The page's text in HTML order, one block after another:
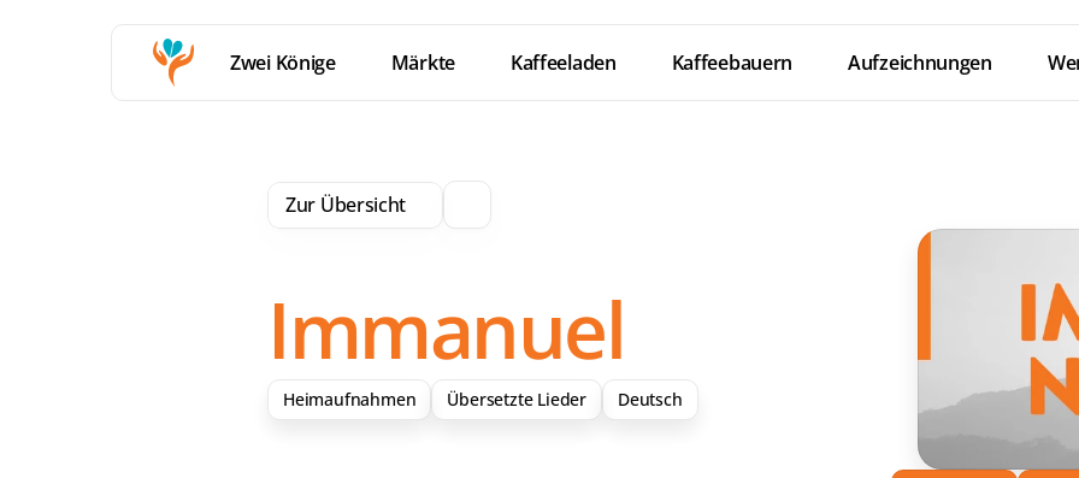
Zwei Könige Märkte Kaffeeladen Kaffeebauern Aufzeichnungen
Zur Übersicht
Immanuel
Heimaufnahmen Übersetzte Lieder Deutsch